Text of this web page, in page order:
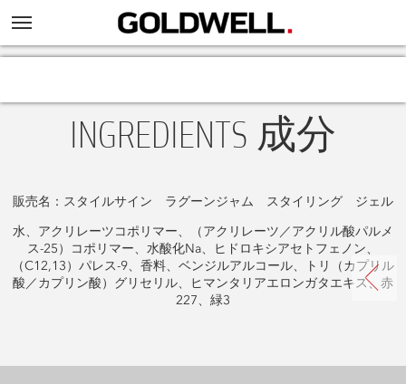
INGREDIENTS 成分
販売名：スタイルサイン ラグーンジャム スタイリング ジェル
水、アクリレーツコポリマー、（アクリレーツ／アクリル酸パルメ
ス-25）コポリマー、水酸化Na、ヒドロキシアセトフェノン、
（C12,13）パレス-9、香料、ベンジルアルコール、トリ（カプリル
酸／カプリン酸）グリセリル、ヒマンタリアエロンガタエキス、赤
227、緑3